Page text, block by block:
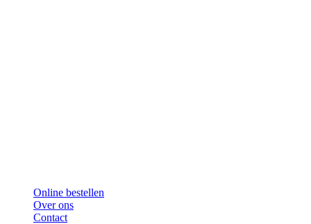
Online bestellen
Over ons
Contact